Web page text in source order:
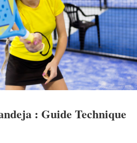
: Guide Technique